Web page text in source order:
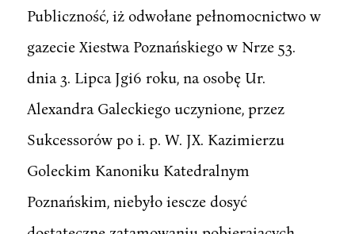
Publiczność, iż odwołane pełnomocnictwo w
gazecie Xiestwa Poznańskiego w Nrze 53.
dnia 3. Lipca Jgi6 roku, na osobę Ur.
Alexandra Galeckiego uczynione, przez
Sukcessorów po i. p. W. JX. Kazimierzu
Goleckim Kanoniku Katedralnym
Poznańskim, niebyło iescze dosyć